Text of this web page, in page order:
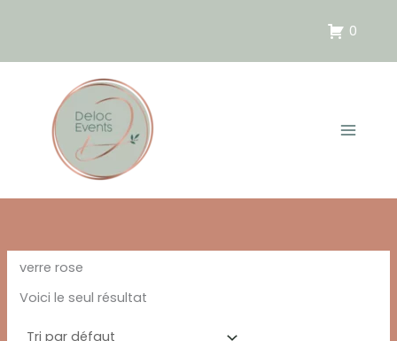
0
verre rose
Voici le seul résultat